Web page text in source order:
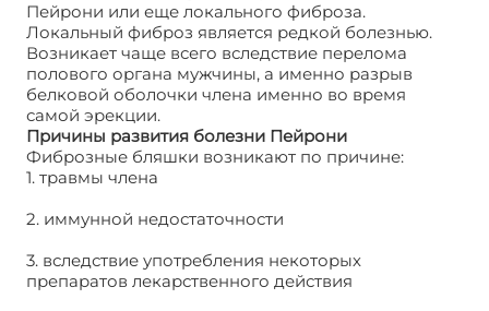
Пейрони или еще локального фиброза.
Локальный фиброз является редкой болезнью.
Возникает чаще всего вследствие перелома
полового органа мужчины, а именно разрыв
белковой оболочки члена именно во время
самой эрекции.
Причины развития болезни Пейрони
Фиброзные бляшки возникают по причине:
1. травмы члена
2. иммунной недостаточности
3. вследствие употребления некоторых
препаратов лекарственного действия